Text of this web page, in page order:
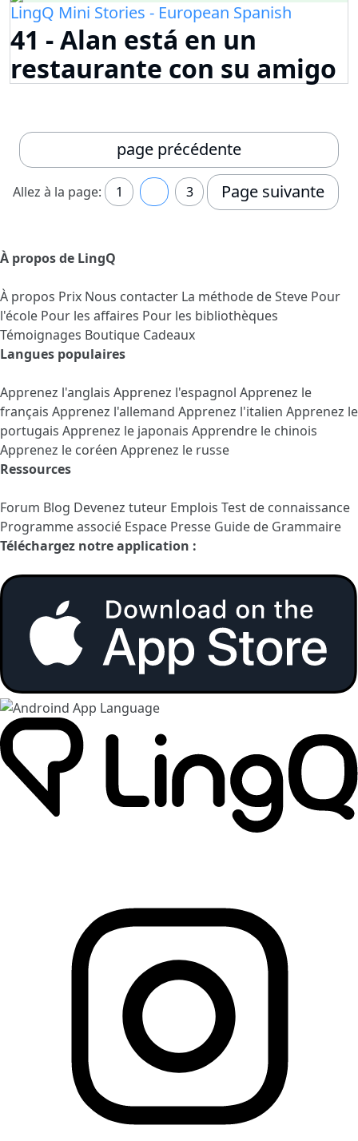
LingQ Mini Stories - European Spanish
41 - Alan está en un
restaurante con su amigo
page précédente
Allez à la page: 1 3 Page suivante
À propos de LingQ
À propos Prix Nous contacter La méthode de Steve Pour
l'école Pour les affaires Pour les bibliothèques
Témoignages Boutique Cadeaux
Langues populaires
Apprenez l'anglais Apprenez l'espagnol Apprenez le
français Apprenez l'allemand Apprenez l'italien Apprenez le
portugais Apprenez le japonais Apprendre le chinois
Apprenez le coréen Apprenez le russe
Ressources
Forum Blog Devenez tuteur Emplois Test de connaissance
Programme associé Espace Presse Guide de Grammaire
Téléchargez notre application :